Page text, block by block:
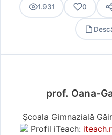
1.931 0
prof. Oana-
Școala Gimnazială
Profil iTeach: